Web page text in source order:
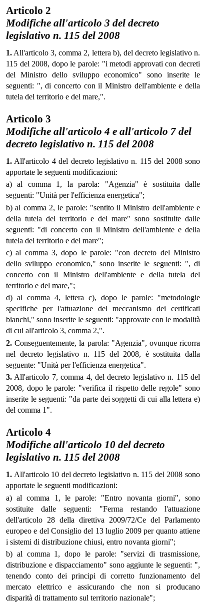
Articolo 2
Modifiche all'articolo 3 del decreto
legislativo n. 115 del 2008
1. All'articolo 3, comma 2, lettera b), del decreto legislativo n.
115 del 2008, dopo le parole: "i metodi approvati con decreti
del Ministro dello sviluppo economico" sono inserite le
seguenti: ", di concerto con il Ministro dell'ambiente e della
tutela del territorio e del mare,".
Articolo 3
Modifiche all'articolo 4 e all'articolo 7 del
decreto legislativo n. 115 del 2008
1. All'articolo 4 del decreto legislativo n. 115 del 2008 sono
apportate le seguenti modificazioni:
a) al comma 1, la parola: "Agenzia" è sostituita dalle
seguenti: "Unità per l'efficienza energetica";
b) al comma 2, le parole: "sentito il Ministro dell'ambiente e
della tutela del territorio e del mare" sono sostituite dalle
seguenti: "di concerto con il Ministro dell'ambiente e della
tutela del territorio e del mare";
c) al comma 3, dopo le parole: "con decreto del Ministro
dello sviluppo economico," sono inserite le seguenti: ", di
concerto con il Ministro dell'ambiente e della tutela del
territorio e del mare,";
d) al comma 4, lettera c), dopo le parole: "metodologie
specifiche per l'attuazione del meccanismo dei certificati
bianchi," sono inserite le seguenti: "approvate con le modalità
di cui all'articolo 3, comma 2,".
2. Conseguentemente, la parola: "Agenzia", ovunque ricorra
nel decreto legislativo n. 115 del 2008, è sostituita dalla
seguente: "Unità per l'efficienza energetica".
3. All'articolo 7, comma 4, del decreto legislativo n. 115 del
2008, dopo le parole: "verifica il rispetto delle regole" sono
inserite le seguenti: "da parte dei soggetti di cui alla lettera e)
del comma 1".
Articolo 4
Modifiche all'articolo 10 del decreto
legislativo n. 115 del 2008
1. All'articolo 10 del decreto legislativo n. 115 del 2008 sono
apportate le seguenti modificazioni:
a) al comma 1, le parole: "Entro novanta giorni", sono
sostituite dalle seguenti: "Ferma restando l'attuazione
dell'articolo 28 della direttiva 2009/72/Ce del Parlamento
europeo e del Consiglio del 13 luglio 2009 per quanto attiene
i sistemi di distribuzione chiusi, entro novanta giorni";
b) al comma 1, dopo le parole: "servizi di trasmissione,
distribuzione e dispacciamento" sono aggiunte le seguenti: ",
tenendo conto dei principi di corretto funzionamento del
mercato elettrico e assicurando che non si producano
disparità di trattamento sul territorio nazionale";